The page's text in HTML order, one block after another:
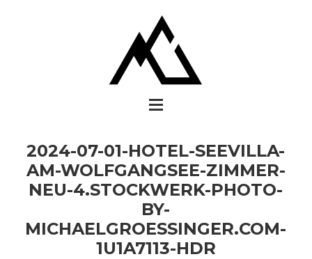
2024-07-01-HOTEL-SEEVILLA-
AM-WOLFGANGSEE-ZIMMER-
NEU-4.STOCKWERK-PHOTO-
BY-
MICHAELGROESSINGER.COM-
1U1A7113-HDR